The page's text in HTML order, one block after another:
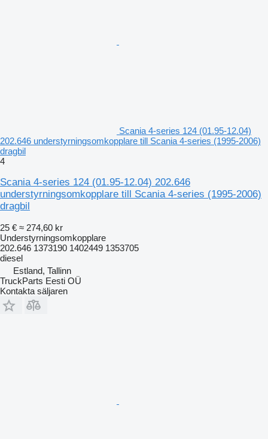
Scania 4-series 124 (01.95-12.04)
202.646 understyrningsomkopplare till Scania 4-series (1995-2006)
dragbil
4
Scania 4-series 124 (01.95-12.04) 202.646
understyrningsomkopplare till Scania 4-series (1995-2006)
dragbil
25 € ≈ 274,60 kr
Understyrningsomkopplare
202.646 1373190 1402449 1353705
diesel
Estland, Tallinn
TruckParts Eesti OÜ
Kontakta säljaren